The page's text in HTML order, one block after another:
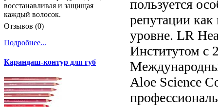
пользуется
репутации
уровне. LR
Институтом с
Aloe Science
восстанавливая и защищая
каждый волосок.
Отзывов (0)
Подробнее...
Карандаш-контур для губ